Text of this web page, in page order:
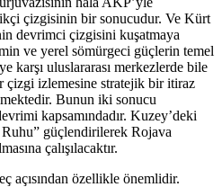
çizgisinin bir sonucudur. Ve Kürt
devrimci çizgisini kuşatmaya
ve yerel sömürgeci güçlerin temel
karşı uluslararası merkezlerde bile
izlemesine stratejik bir itiraz
Bunun iki sonucu
kapsamındadır. Kuzey’deki
güçlendirilerek Rojava
çalışılacaktır.
açısından özellikle önemlidir.